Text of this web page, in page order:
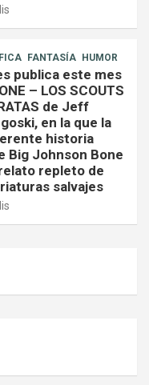
FANTASÍA HUMOR
publica este mes
– LOS SCOUTS
de Jeff
en la que la
historia
Big Johnson Bone
repleto de
salvajes